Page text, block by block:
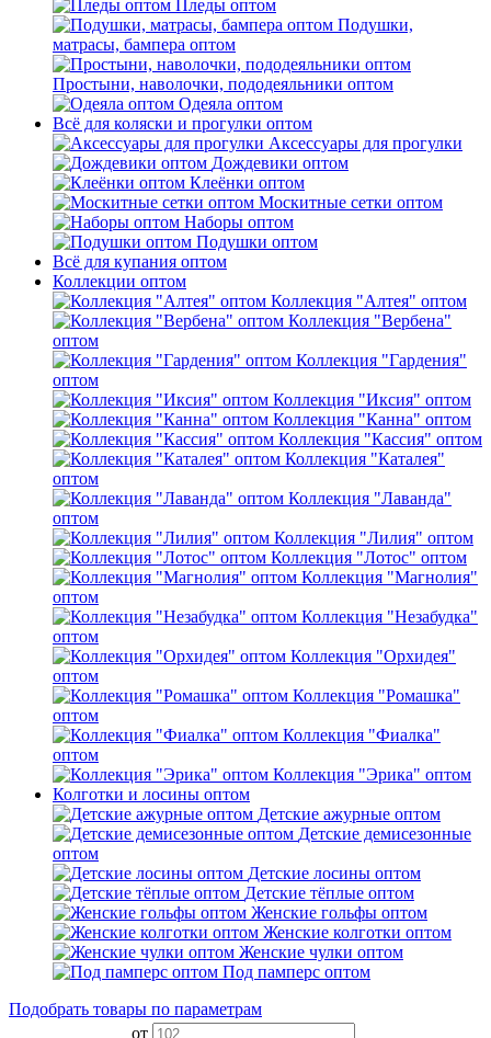
Пледы оптом
Подушки,
матрасы, бампера оптом
Простыни, наволочки, пододеяльники оптом
Одеяла оптом
Всё для коляски и прогулки оптом
Аксессуары для прогулки
Дождевики оптом
Клеёнки оптом
Москитные сетки оптом
Наборы оптом
Подушки оптом
Всё для купания оптом
Коллекции оптом
Коллекция "Алтея" оптом
Коллекция "Вербена"
оптом
Коллекция "Гардения"
оптом
Коллекция "Иксия" оптом
Коллекция "Канна" оптом
Коллекция "Кассия" оптом
Коллекция "Каталея"
оптом
Коллекция "Лаванда"
оптом
Коллекция "Лилия" оптом
Коллекция "Лотос" оптом
Коллекция "Магнолия"
оптом
Коллекция "Незабудка"
оптом
Коллекция "Орхидея"
оптом
Коллекция "Ромашка"
оптом
Коллекция "Фиалка"
оптом
Коллекция "Эрика" оптом
Колготки и лосины оптом
Детские ажурные оптом
Детские демисезонные
оптом
Детские лосины оптом
Детские тёплые оптом
Женские гольфы оптом
Женские колготки оптом
Женские чулки оптом
Под памперс оптом
Подобрать товары по параметрам
от